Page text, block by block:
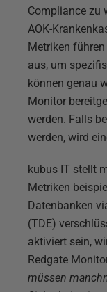
Compliance zu
AOK-
Metriken führen
aus, um
können genau
Monitor
werden. Falls
werden, wird
kubus IT stellt
Metriken
Datenbanken
(TDE)
aktiviert sein,
Redgate
müssen